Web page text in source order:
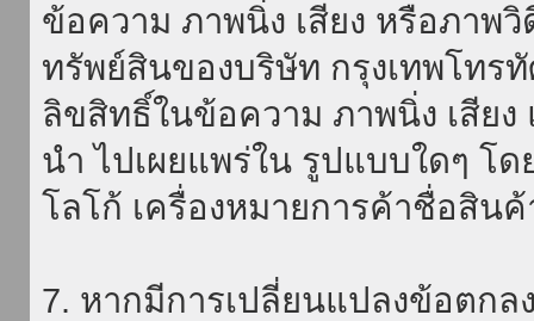
ข้อความ ภาพนิ่ง เสียง หรือภาพ
ทรัพย์สินของบริษัท กรุงเทพโทร
ลิขสิทธิ์ในข้อความ ภาพนิ่ง เสีย
นำ ไปเผยแพร่ใน รูปแบบใดๆ โ
โลโก้ เครื่องหมายการค้าชื่อสิน
7. หากมีการเปลี่ยนแปลงข้อตกล